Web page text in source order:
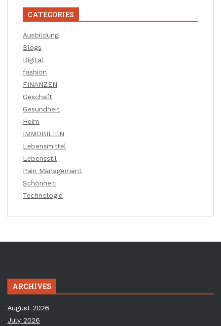
CATEGORIES
Ausbildung
Blogs
Digital
fashion
FINANZEN
Geschäft
Gesundheit
Heim
IMMOBILIEN
Lebensmittel
Lebensstil
Pain Management
Schönheit
Technologie
ARCHIVES
August 2026
July 2026